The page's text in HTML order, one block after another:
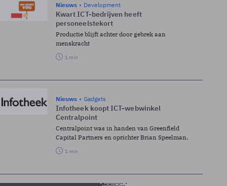
Nieuws Development
Kwart ICT-bedrijven heeft
personeelstekort
Productie blijft achter door gebrek aan
menskracht
1 min
Nieuws Gadgets
Infotheek koopt ICT-webwinkel
Centralpoint
Centralpoint was in handen van Greenfield
Capital Partners en oprichter Brian Speelman.
1 min